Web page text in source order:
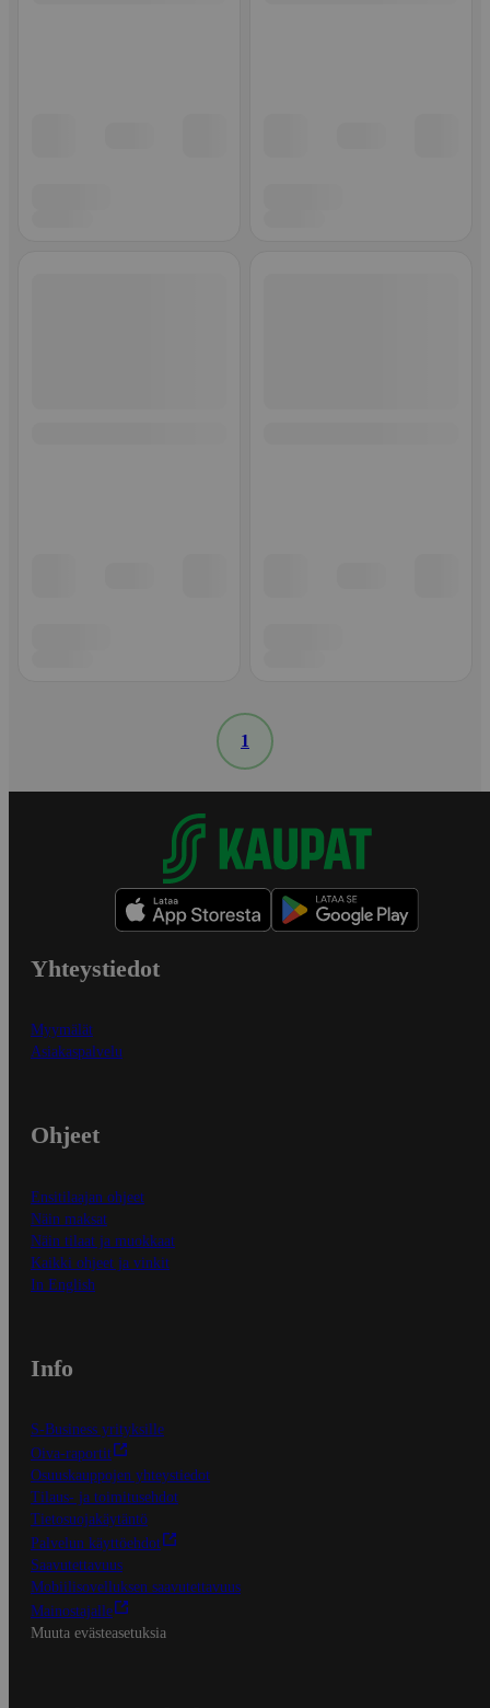
1
Yhteystiedot
Myymälät
Asiakaspalvelu
Ohjeet
Ensitilaajan ohjeet
Näin maksat
Näin tilaat ja muokkaat
Kaikki ohjeet ja vinkit
In English
Info
S-Business yrityksille
Oiva-raportit
Osuuskauppojen yhteystiedot
Tilaus- ja toimitusehdot
Tietosuojakäytäntö
Palvelun käyttöehdot
Saavutettavuus
Mobiilisovelluksen saavutettavuus
Mainostajalle
Muuta evästeasetuksia